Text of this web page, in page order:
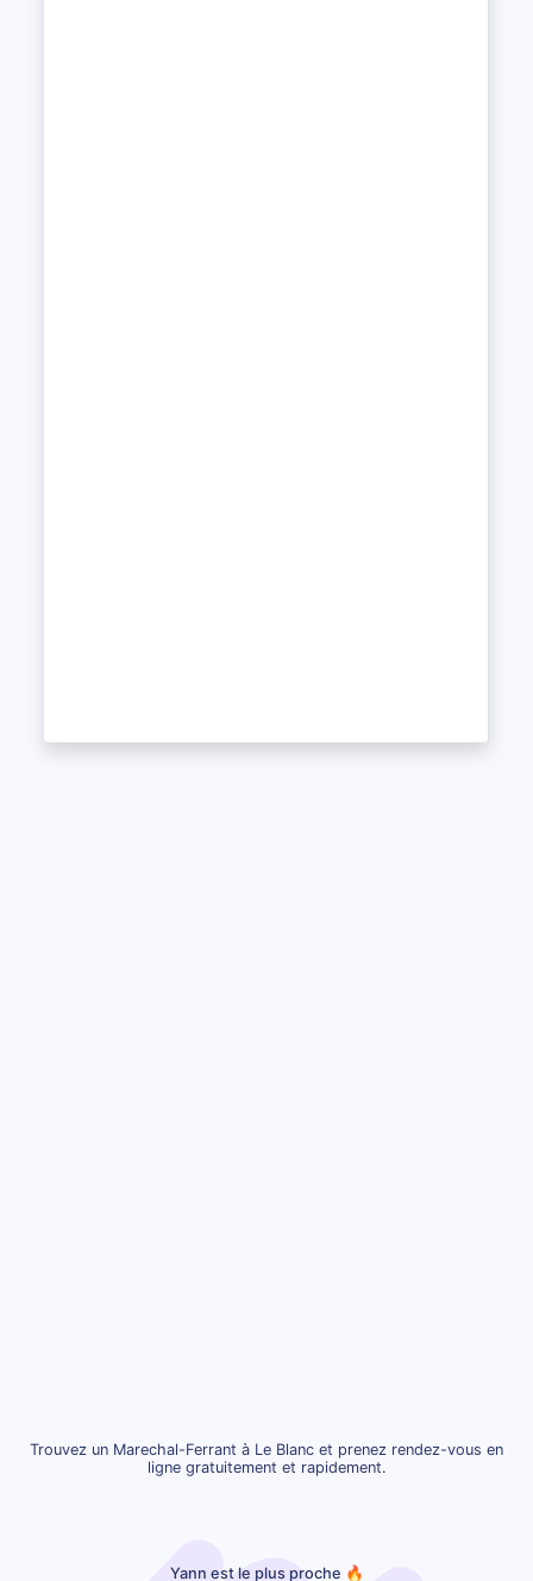
Trouvez un Marechal-Ferrant à Le Blanc et prenez rendez-vous en
ligne gratuitement et rapidement.
Yann est le plus proche 🔥